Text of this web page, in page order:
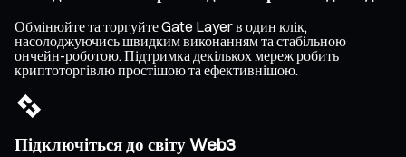
Обмінюйте та торгуйте Gate Layer в один клік,
насолоджуючись швидким виконанням та стабільною
ончейн-роботою. Підтримка декількох мереж робить
криптоторгівлю простішою та ефективнішою.
Підключіться до світу Web3